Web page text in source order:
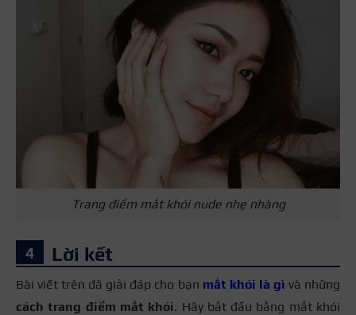
Trang điểm mắt khói nude nhẹ nhàng
Lời kết
Bài viết trên đã giải đáp cho bạn mắt khói là gì và những
cách trang điểm mắt khói. Hãy bắt đầu bằng mắt khói